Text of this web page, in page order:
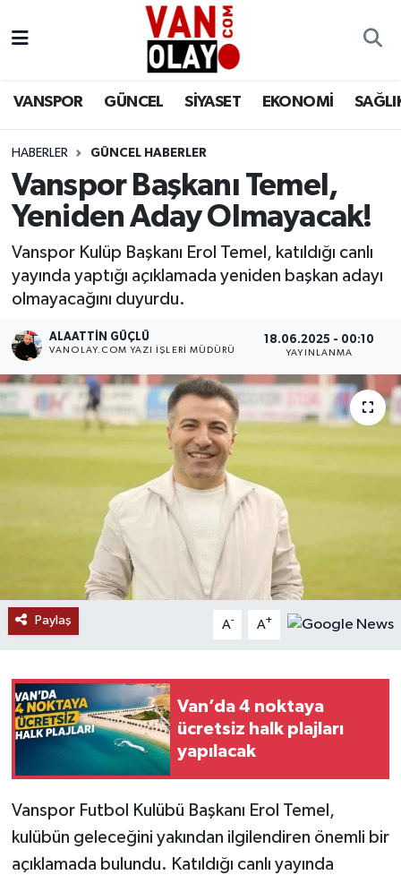
VANSPOR GÜNCEL SİYASET EKONOMİ
HABERLER GÜNCEL HABERLER
Vanspor Başkanı Temel,
Yeniden Aday Olmayacak!
Vanspor Kulüp Başkanı Erol Temel, katıldığı canlı
yayında yaptığı açıklamada yeniden başkan adayı
olmayacağını duyurdu.
ALAATTIN GÜÇLÜ
VANOLAY.COM YAZI İŞLERI MÜDÜRÜ
18.06.2025 - 00:10
YAYINLANMA
Paylaş A- A+
Van’da 4 noktaya
ücretsiz halk plajları
yapılacak
Vanspor Futbol Kulübü Başkanı Erol Temel,
kulübün geleceğini yakından ilgilendiren önemli bir
açıklamada bulundu. Katıldığı canlı yayında
Siyaset
Ekonomi
Sağlık
Eğitim
Bilim & Teknoloji
Dünya
RESMİ İLANLAR
Van Nöbetçi Eczaneler
Van Namaz Vakitleri
Van Trafik Yoğunluk Haritası
Süper Lig Puan Durumu ve Fikstür
Tüm Manşetler
Son Dakika Haberleri
Haber Arşivi